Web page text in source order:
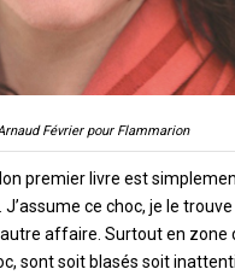
Février pour Flammarion
premier livre est
ce choc, je le
affaire. Surtout en
sont soit blasés soit